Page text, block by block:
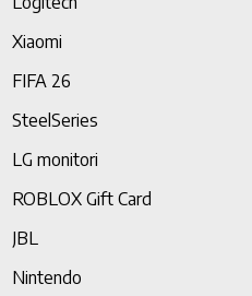
Xiaomi
FIFA 26
SteelSeries
LG monitori
ROBLOX Gift Card
JBL
Nintendo